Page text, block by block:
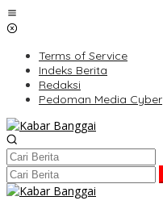
Lewati
ke
Terms of Service
Indeks Berita
Redaksi
Pedoman Media Cyber